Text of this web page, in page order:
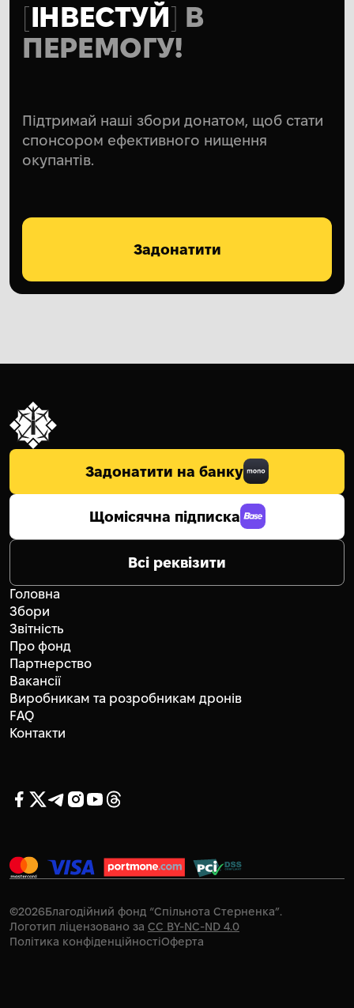
ІНВЕСТУЙ В
ПЕРЕМОГУ!
Підтримай наші збори донатом, щоб стати
спонсором ефективного нищення
окупантів.
Задонатити
Задонатити на банку
Щомісячна підписка
Всі реквізити
Головна
Збори
Звітність
Про фонд
Партнерство
Вакансії
Виробникам та розробникам дронів
FAQ
Контакти
©2026Благодійний фонд “Спільнота Стерненка”.
Логотип ліцензовано за CC BY-NC-ND 4.0
Політика конфіденційностіОферта